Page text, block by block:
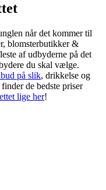
når det kommer til
blomsterbutikker &
af udbyderne på det
du skal vælge.
på slik, drikkelse og
de bedste priser
lige her!